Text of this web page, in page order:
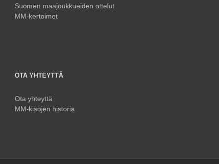
Suomen maajoukkueiden ottelut
MM-kertoimet
OTA YHTEYTTÄ
Ota yhteyttä
MM-kisojen historia